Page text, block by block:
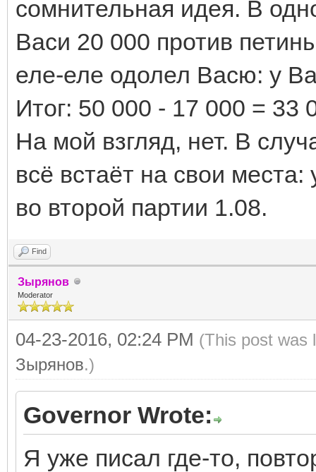
сомнительная идея. В
Васи 20 000 против
еле-еле одолел Васю: у
Итог: 50 000 - 17 000 = 33
На мой взгляд, нет. В
всё встаёт на свои
во второй партии 1.08.
Find
Зырянов
Moderator
04-23-2016, 02:24 PM (This post was
Зырянов.)
Governor Wrote:
Я уже писал где-то,